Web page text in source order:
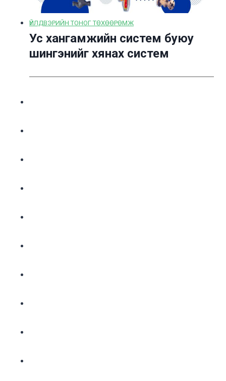
ҮЙЛДВЭРИЙН ТОНОГ ТӨХӨӨРӨМЖ
Ус хангамжийн систем буюу
шингэнийг хянах систем